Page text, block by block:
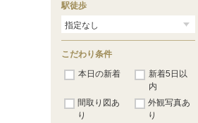
南大高
大高
笠寺（3）
金山 （1）
尾頭橋（2）
清洲 （1）
稲沢
駅徒歩
こだわり条件
本日の新着
新着5日以
内
間取り図あ
り
外観写真あ
り